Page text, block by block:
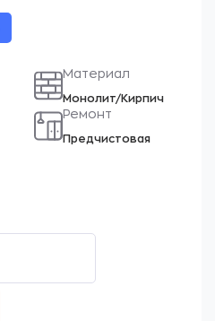
Материал
Монолит/Кирпич
Ремонт
Предчистовая